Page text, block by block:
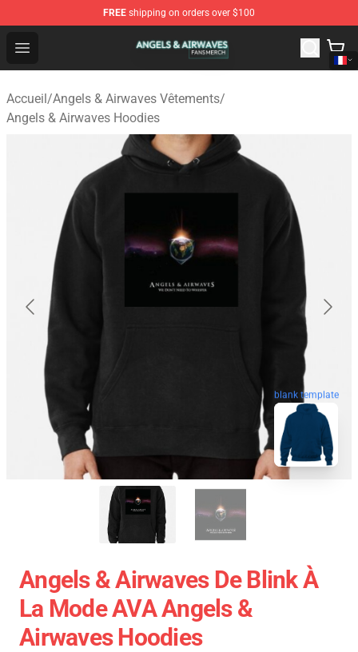
FREE shipping on orders over $100
Open menu
Angels & Airwaves Shop - Official Angels & Airwaves
Accueil/Angels & Airwaves Vêtements/
Angels & Airwaves Hoodies
blank template
Angels & Airwaves De Blink À
La Mode AVA Angels &
Airwaves Hoodies